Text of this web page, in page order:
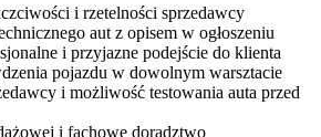
i rzetelności sprzedawcy
aut z opisem w ogłoszeniu
i przyjazne podejście do klienta
pojazdu w dowolnym warsztacie
i możliwość testowania auta przed
i fachowe doradztwo